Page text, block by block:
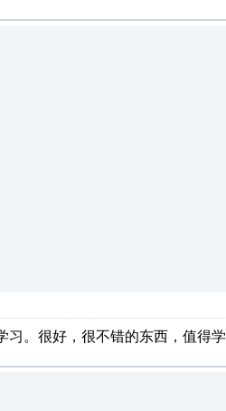
习。很好，很不错的东西，值得